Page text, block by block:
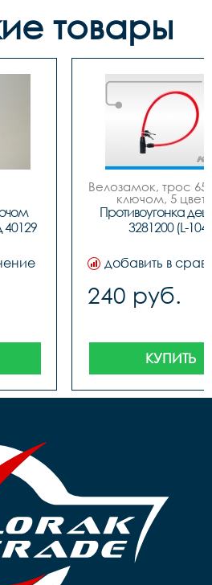
товары
40129
Велозамок, трос
ключом, 5
Противоугонка
3281200 (L-104)
добавить в
240 руб.
КУПИТЬ